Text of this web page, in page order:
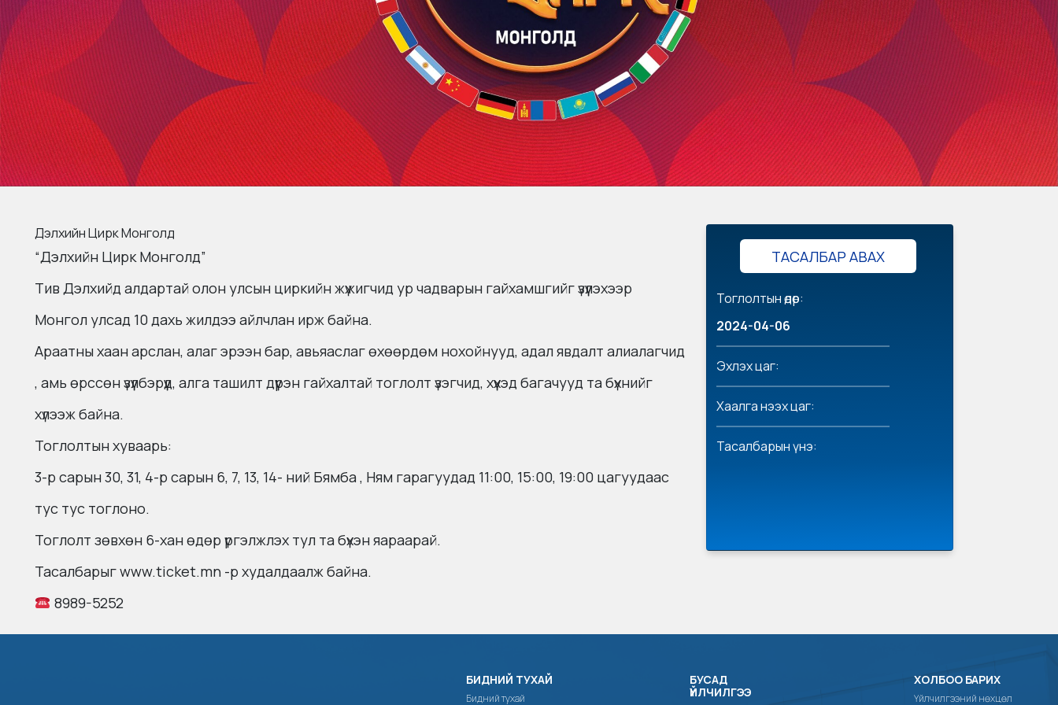
Дэлхийн Цирк Монголд
“Дэлхийн Цирк Монголд”
Тив Дэлхийд алдартай олон улсын циркийн жүжигчид ур чадварын гайхамшгийг үзүүлэхээр
Монгол улсад 10 дахь жилдээ айлчлан ирж байна.
Араатны хаан арслан, алаг эрээн бар, авьяаслаг өхөөрдөм нохойнууд, адал явдалт алиалагчид
, амь өрссөн үзүүлбэрүүд, алга ташилт дүүрэн гайхалтай тоглолт үзэгчид, хүүхэд багачууд та бүхнийг
хүлээж байна.
Тоглолтын хуваарь:
3-р сарын 30, 31, 4-р сарын 6, 7, 13, 14- ний Бямба , Ням гарагуудад 11:00, 15:00, 19:00 цагуудаас
тус тус тоглоно.
Тоглолт зөвхөн 6-хан өдөр үргэлжлэх тул та бүхэн яараарай.
Тасалбарыг www.ticket.mn -р худалдаалж байна.
8989-5252
ТАСАЛБАР АВАХ
Тоглолтын өдөр:
2024-04-06
Эхлэх цаг:
Хаалга нээх цаг:
Тасалбарын үнэ:
БИДНИЙ ТУХАЙ
Бидний тухай
БУСАД
ҮЙЛЧИЛГЭЭ
ХОЛБОО БАРИХ
Үйлчилгээний нөхцөл